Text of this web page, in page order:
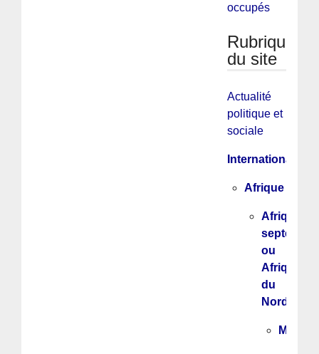
occupés
Rubriques
du site
Actualité
politique et
sociale
International
Afrique
Afrique
ou
Afrique
du
Nord